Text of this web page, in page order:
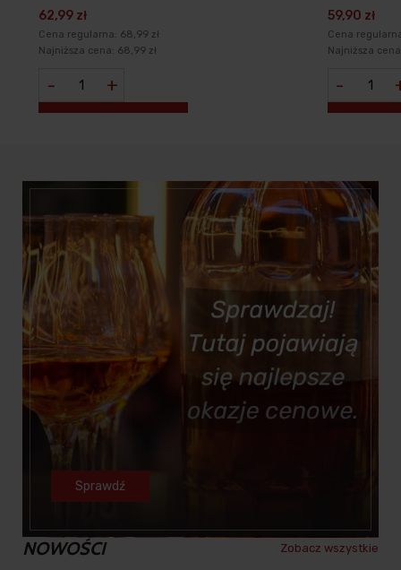
62,99 zł
Cena regularna: 68,99 zł
Najniższa cena: 68,99 zł
- +
59,90 zł
Cena
Najniższa
-
NOWOŚCI Zobacz wszystkie
Sprawdź